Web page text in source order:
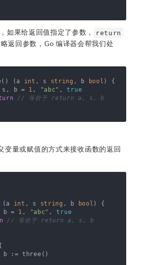
如果给返回值指定了参数， return
返回参数，Go 编译器会帮我们处
() (a int , s string , b bool ) {
s, b =
1 , "abc" , true
// 等价于 return a, s, b
变量或赋值的方式来接收函数的返回
(a int , s string , b bool ) {
b =
1 , "abc" , true
// 等价于 return a, s, b